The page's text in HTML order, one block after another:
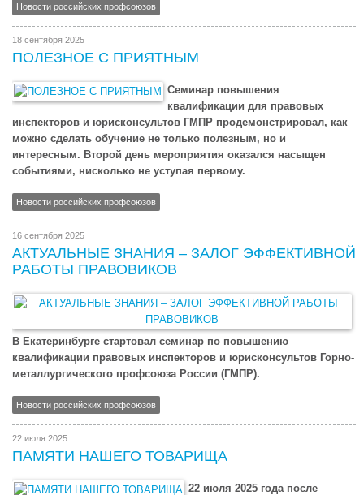
Новости российских профсоюзов
18 сентября 2025
ПОЛЕЗНОЕ С ПРИЯТНЫМ
Семинар повышения
квалификации для правовых
инспекторов и юрисконсультов ГМПР продемонстрировал, как
можно сделать обучение не только полезным, но и
интересным. Второй день мероприятия оказался насыщен
событиями, нисколько не уступая первому.
Новости российских профсоюзов
16 сентября 2025
АКТУАЛЬНЫЕ ЗНАНИЯ – ЗАЛОГ ЭФФЕКТИВНОЙ
РАБОТЫ ПРАВОВИКОВ
В Екатеринбурге стартовал семинар по повышению
квалификации правовых инспекторов и юрисконсультов Горно-
металлургического профсоюза России (ГМПР).
Новости российских профсоюзов
22 июля 2025
ПАМЯТИ НАШЕГО ТОВАРИЩА
22 июля 2025 года после